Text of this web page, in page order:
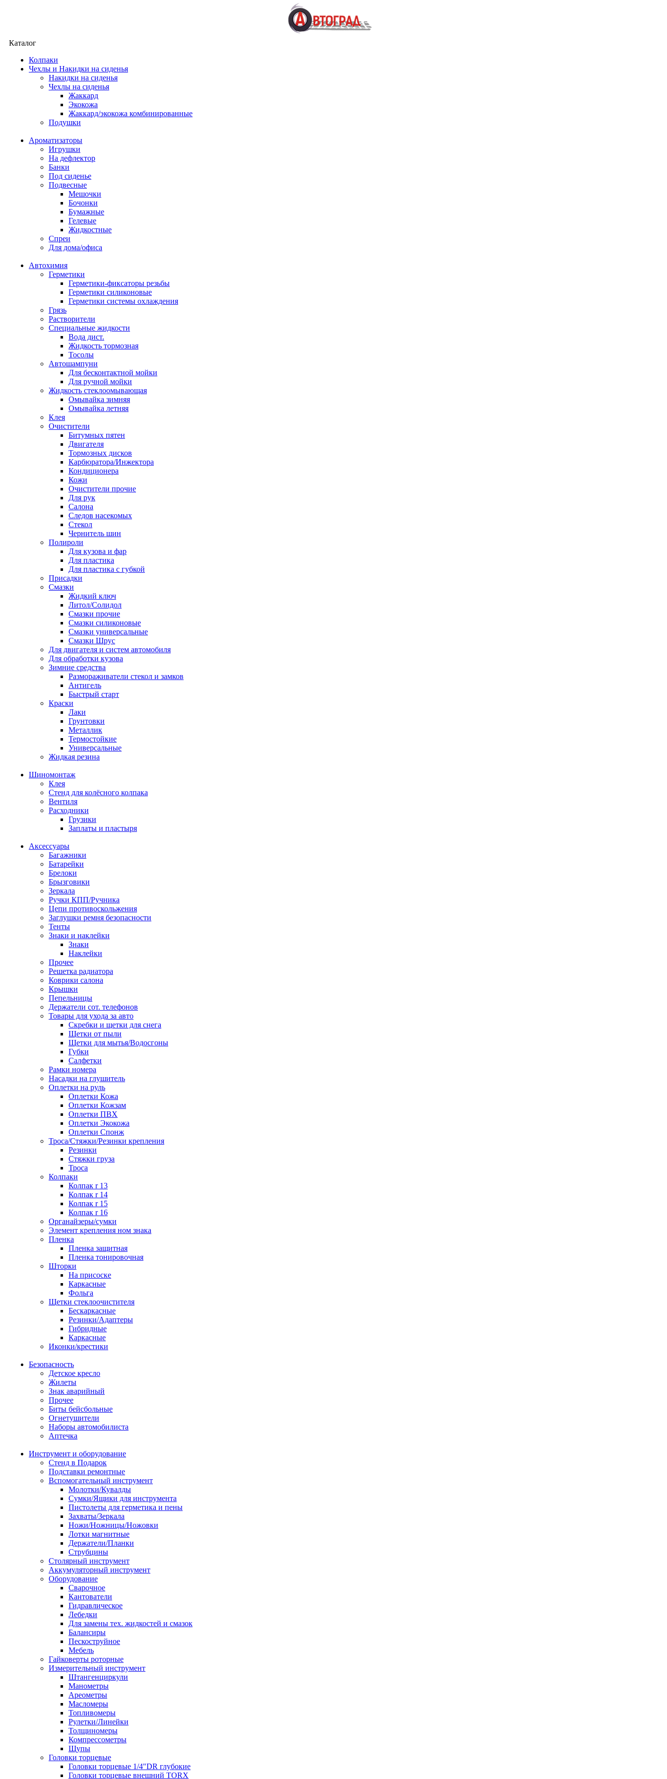
Каталог
Колпаки
Чехлы и Накидки на сиденья
Накидки на сиденья
Чехлы на сиденья
Жаккард
Экокожа
Жаккард/экокожа комбинированные
Подушки
Ароматизаторы
Игрушки
На дефлектор
Банки
Под сиденье
Подвесные
Мешочки
Бочонки
Бумажные
Гелевые
Жидкостные
Спреи
Для дома/офиса
Автохимия
Герметики
Герметики-фиксаторы резьбы
Герметики силиконовые
Герметики системы охлаждения
Грязь
Растворители
Специальные жидкости
Вода дист.
Жидкость тормозная
Тосолы
Автошампуни
Для бесконтактной мойки
Для ручной мойки
Жидкость стеклоомывающая
Омывайка зимняя
Омывайка летняя
Клея
Очистители
Битумных пятен
Двигателя
Тормозных дисков
Карбюратора/Инжектора
Кондиционера
Кожи
Очистители прочие
Для рук
Салона
Следов насекомых
Стекол
Чернитель шин
Полироли
Для кузова и фар
Для пластика
Для пластика с губкой
Присадки
Смазки
Жидкий ключ
Литол/Солидол
Смазки прочие
Смазки силиконовые
Смазки универсальные
Смазки Шрус
Для двигателя и систем автомобиля
Для обработки кузова
Зимние средства
Размораживатели стекол и замков
Антигель
Быстрый старт
Краски
Лаки
Грунтовки
Металлик
Термостойкие
Универсальные
Жидкая резина
Шиномонтаж
Клея
Стенд для колёсного колпака
Вентиля
Расходники
Грузики
Заплаты и пластыря
Аксессуары
Багажники
Батарейки
Брелоки
Брызговики
Зеркала
Ручки КПП/Ручника
Цепи противоскольжения
Заглушки ремня безопасности
Тенты
Знаки и наклейки
Знаки
Наклейки
Прочее
Решетка радиатора
Коврики салона
Крышки
Пепельницы
Держатели сот. телефонов
Товары для ухода за авто
Скребки и щетки для снега
Щетки от пыли
Щетки для мытья/Водосгоны
Губки
Салфетки
Рамки номера
Насадки на глушитель
Оплетки на руль
Оплетки Кожа
Оплетки Кожзам
Оплетки ПВХ
Оплетки Экокожа
Оплетки Спонж
Троса/Стяжки/Резинки крепления
Резинки
Стяжки груза
Троса
Колпаки
Колпак r 13
Колпак r 14
Колпак r 15
Колпак r 16
Органайзеры/сумки
Элемент крепления ном знака
Пленка
Пленка защитная
Пленка тонировочная
Шторки
На присоске
Каркасные
Фольга
Щетки стеклоочистителя
Бескаркасные
Резинки/Адаптеры
Гибридные
Каркасные
Иконки/крестики
Безопасность
Детское кресло
Жилеты
Знак аварийный
Прочее
Биты бейсбольные
Огнетушители
Наборы автомобилиста
Аптечка
Инструмент и оборудование
Стенд в Подарок
Подставки ремонтные
Вспомогательный инструмент
Молотки/Кувалды
Сумки/Ящики для инструмента
Пистолеты для герметика и пены
Захваты/Зеркала
Ножи/Ножницы/Ножовки
Лотки магнитные
Держатели/Планки
Струбцины
Столярный инструмент
Аккумуляторный инструмент
Оборудование
Сварочное
Кантователи
Гидравлическое
Лебедки
Для замены тех. жидкостей и смазок
Балансиры
Пескоструйное
Мебель
Гайковерты роторные
Измерительный инструмент
Штангенциркули
Манометры
Ареометры
Масломеры
Топливомеры
Рулетки/Линейки
Толщиномеры
Компрессометры
Щупы
Головки торцевые
Головки торцевые 1/4"DR глубокие
Головки торцевые внешний TORX